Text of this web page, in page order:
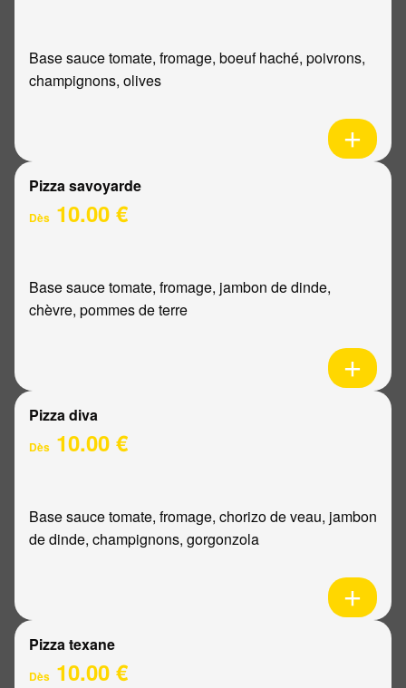
Base sauce tomate, fromage, boeuf haché, poivrons,
champignons, olives
Pizza savoyarde
Dès 10.00 €
Base sauce tomate, fromage, jambon de dinde,
chèvre, pommes de terre
Pizza diva
Dès 10.00 €
Base sauce tomate, fromage, chorizo de veau, jambon
de dinde, champignons, gorgonzola
Pizza texane
Dès 10.00 €